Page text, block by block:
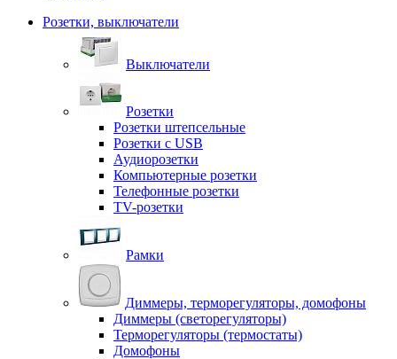
Розетки, выключатели
Выключатели
Розетки
Розетки штепсельные
Розетки с USB
Аудиорозетки
Компьютерные розетки
Телефонные розетки
TV-розетки
Рамки
Диммеры, терморегуляторы, домофоны
Диммеры (светорегуляторы)
Терморегуляторы (термостаты)
Домофоны